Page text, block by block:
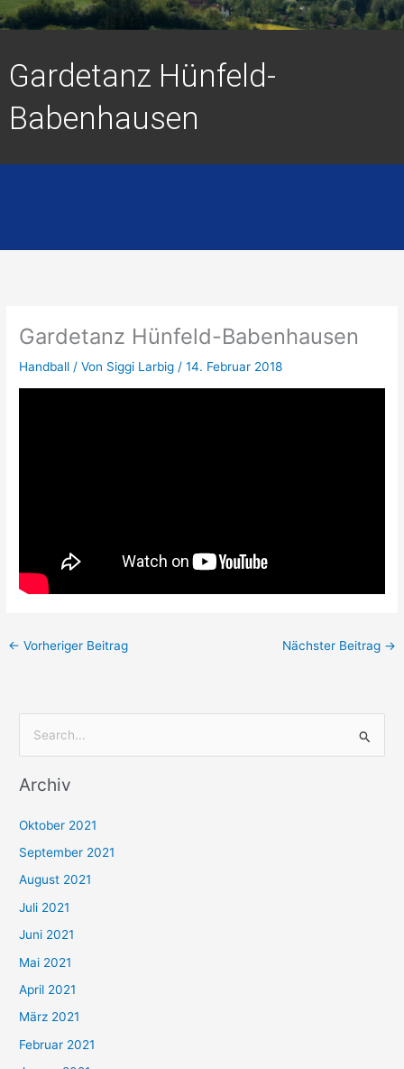
Gardetanz Hünfeld-
Babenhausen
Gardetanz Hünfeld-Babenhausen
Handball / Von Siggi Larbig/14. Februar 2018
← Vorheriger Beitrag Nächster Beitrag →
c
n
n
a
c
h
:
Archiv
Oktober 2021
September 2021
August 2021
Juli 2021
Juni 2021
Mai 2021
April 2021
März 2021
Februar 2021